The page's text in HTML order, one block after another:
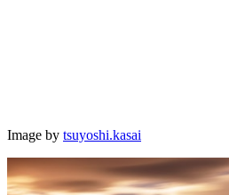
Image by tsuyoshi.kasai